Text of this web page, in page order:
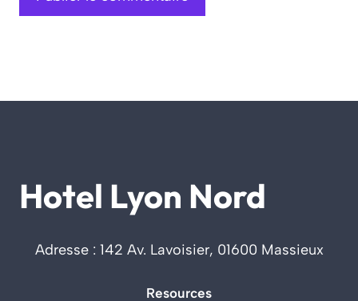
Hotel Lyon Nord
Adresse : 142 Av. Lavoisier, 01600 Massieux
Resources